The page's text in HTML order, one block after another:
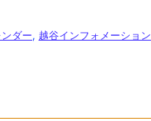
ダー, 越谷インフォメーション